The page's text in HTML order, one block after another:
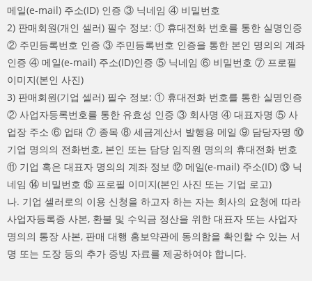
메일(e-mail) 주소(ID) 인증 ③ 닉네임 ④ 비밀번호
2) 판매회원(개인 셀러) 필수 정보: ① 휴대전화 번호를 통한 실명인증
② 주민등록번호 인증 ③ 주민등록번호 인증을 통한 본인 명의의 계좌
인증 ④ 메일(e-mail) 주소(ID)인증 ⑤ 닉네임 ⑥ 비밀번호 ⑦ 프로필
이미지(본인 사진)
3) 판매회원(기업 셀러) 필수 정보: ① 휴대전화 번호를 통한 실명인증
② 사업자등록번호를 통한 유효성 인증 ③ 회사명 ④ 대표자명 ⑤ 사
업장 주소 ⑥ 업태 ⑦ 종목 ⑧ 세금계산서 발행용 메일 ⑨ 담당자명 ⑩
기업 명의의 전화번호, 본인 또는 담당 임직원 명의의 휴대전화 번호
⑪ 기업 혹은 대표자 명의의 계좌 정보 ⑫ 메일(e-mail) 주소(ID) ⑬ 닉
네임 ⑭ 비밀번호 ⑮ 프로필 이미지(본인 사진 또는 기업 로고)
나. 기업 셀러로의 이용 신청을 하고자 하는 자는 회사의 요청에 따라
사업자등록증 사본, 환불 및 수익금 정산을 위한 대표자 또는 사업자
명의의 통장 사본, 판매 대행 홍보약관에 동의함을 확인할 수 있는 서
명 또는 도장 등의 추가 증빙 자료를 제공하여야 합니다.